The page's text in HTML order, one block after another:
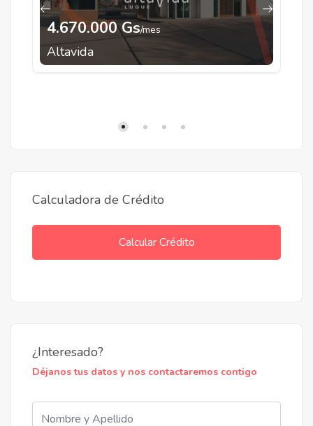
Cuotas de
Gs 7.950.000
20 años de plazo
Precio desdeGs 554.900.000
Cuotas de
4.670.000 Gs/mes
Altavida
Calculadora de Crédito
Calcular Crédito
¿Interesado?
Déjanos tus datos y nos contactaremos contigo